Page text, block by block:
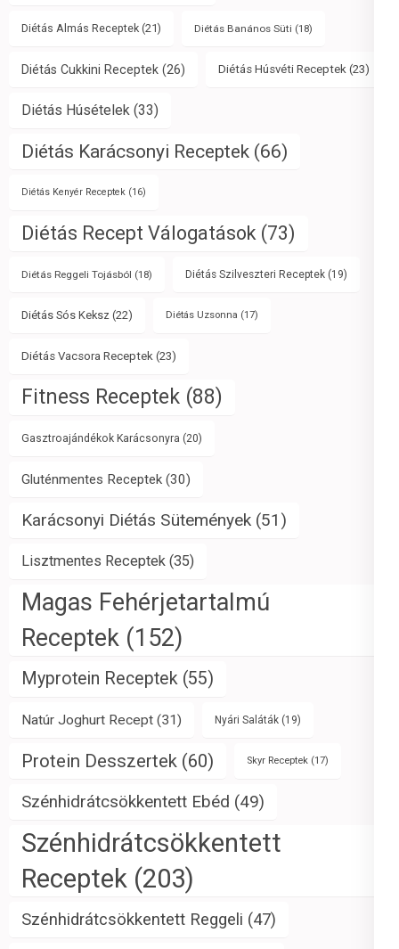
Diétás Almás Receptek (21) Diétás Banános Süti (18)
Diétás Cukkini Receptek (26) Diétás Húsvéti Receptek (23)
Diétás Húsételek (33)
Diétás Karácsonyi Receptek (66)
Diétás Kenyér Receptek (16)
Diétás Recept Válogatások (73)
Diétás Reggeli Tojásból (18) Diétás Szilveszteri Receptek (19)
Diétás Sós Keksz (22) Diétás Uzsonna (17)
Diétás Vacsora Receptek (23)
Fitness Receptek (88)
Gasztroajándékok Karácsonyra (20)
Gluténmentes Receptek (30)
Karácsonyi Diétás Sütemények (51)
Lisztmentes Receptek (35)
Magas Fehérjetartalmú
Receptek (152)
Myprotein Receptek (55)
Natúr Joghurt Recept (31) Nyári Saláták (19)
Protein Desszertek (60) Skyr Receptek (17)
Szénhidrátcsökkentett Ebéd (49)
Szénhidrátcsökkentett
Receptek (203)
Szénhidrátcsökkentett Reggeli (47)